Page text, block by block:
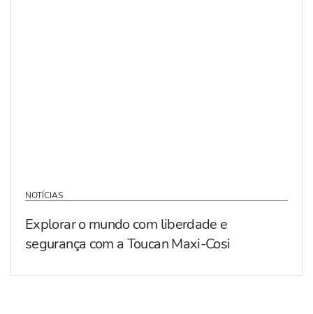
NOTÍCIAS
Explorar o mundo com liberdade e
segurança com a Toucan Maxi-Cosi